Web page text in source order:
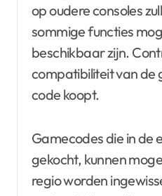
op oudere consoles
sommige functies
beschikbaar zijn.
compatibiliteit van de
code koopt.
Gamecodes die in de ene regio zijn
gekocht, kunnen
regio worden